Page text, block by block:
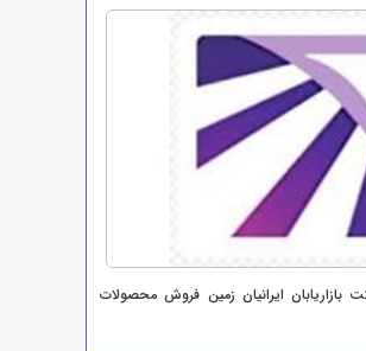
بازاریابان ایرانیان زمین فروش محصولات